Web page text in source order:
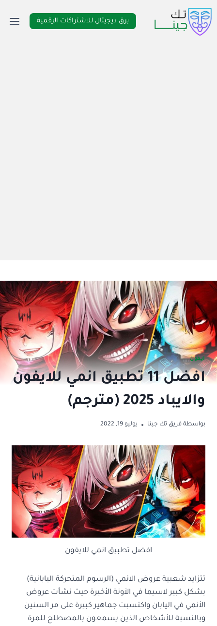
التجاوز
إلى
المحتوى
برق ديجيتال للاشتراكات الرقمية
ايفون
افضل 11 تطبيق انمي للايفون
والايباد 2025 (مترجم)
بواسطة فريق تك جينا يوليو 19, 2022
افضل تطبيق انمي للايفون
تتزايد شعبية عروض الانمي (الرسوم المتحركة اليابانية)
بشكل كبير لاسيما في الآونة الأخيرة حيث نشأت عروض
الأنمي في اليابان واكتسبت جماهير كبيرة على مر السنين
وبالنسبة للأشخاص الذين يسمعون بالمصطلح للمرة